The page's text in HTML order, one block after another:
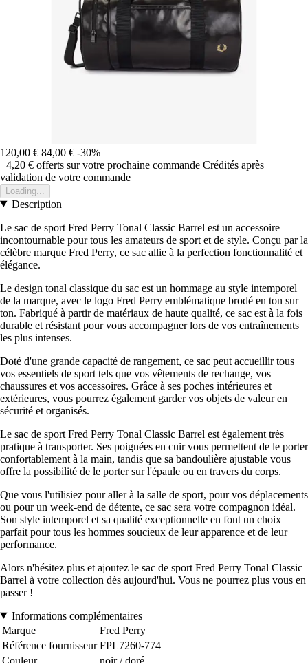
120,00 € 84,00 € -30%
+4,20 € offerts sur votre prochaine commande Crédités après
validation de votre commande
Loading...
Description
Le sac de sport Fred Perry Tonal Classic Barrel est un accessoire
incontournable pour tous les amateurs de sport et de style. Conçu par la
célèbre marque Fred Perry, ce sac allie à la perfection fonctionnalité et
élégance.
Le design tonal classique du sac est un hommage au style intemporel
de la marque, avec le logo Fred Perry emblématique brodé en ton sur
ton. Fabriqué à partir de matériaux de haute qualité, ce sac est à la fois
durable et résistant pour vous accompagner lors de vos entraînements
les plus intenses.
Doté d'une grande capacité de rangement, ce sac peut accueillir tous
vos essentiels de sport tels que vos vêtements de rechange, vos
chaussures et vos accessoires. Grâce à ses poches intérieures et
extérieures, vous pourrez également garder vos objets de valeur en
sécurité et organisés.
Le sac de sport Fred Perry Tonal Classic Barrel est également très
pratique à transporter. Ses poignées en cuir vous permettent de le porter
confortablement à la main, tandis que sa bandoulière ajustable vous
offre la possibilité de le porter sur l'épaule ou en travers du corps.
Que vous l'utilisiez pour aller à la salle de sport, pour vos déplacements
ou pour un week-end de détente, ce sac sera votre compagnon idéal.
Son style intemporel et sa qualité exceptionnelle en font un choix
parfait pour tous les hommes soucieux de leur apparence et de leur
performance.
Alors n'hésitez plus et ajoutez le sac de sport Fred Perry Tonal Classic
Barrel à votre collection dès aujourd'hui. Vous ne pourrez plus vous en
passer !
Informations complémentaires
Marque
Fred Perry
Référence fournisseur FPL7260-774
Couleur
noir / doré